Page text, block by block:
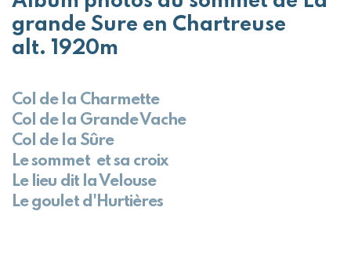
grande Sure en Chartreuse
alt. 1920m
Col de la Charmette
Col de la Grande Vache
Col de la Sûre
Le sommet et sa croix
Le lieu dit la Velouse
Le goulet d'Hurtières